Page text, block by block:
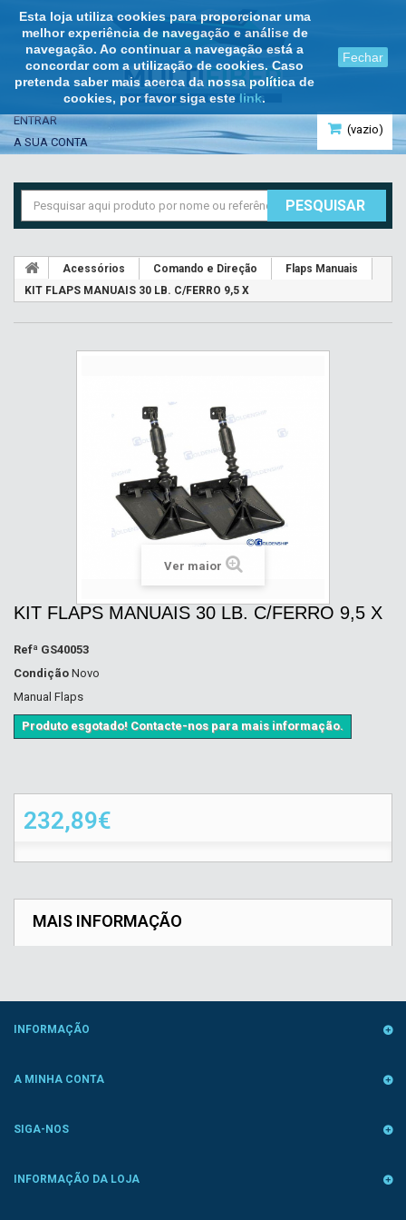
Esta loja utiliza cookies para proporcionar uma
melhor experiência de navegação e análise de
navegação. Ao continuar a navegação está a
concordar com a utilização de cookies. Caso
pretenda saber mais acerca da nossa política de
cookies, por favor siga este link.
Fechar
(vazio)
ENTRAR
A SUA CONTA
PESQUISAR
Acessórios Comando e Direção
Flaps Manuais
KIT FLAPS MANUAIS 30 LB. C/FERRO 9,5 X
Ver maior
KIT FLAPS MANUAIS 30 LB. C/FERRO 9,5 X
Refª GS40053
Condição Novo
Manual Flaps
Produto esgotado! Contacte-nos para mais informação.
232,89€
MAIS INFORMAÇÃO
INFORMAÇÃO
A MINHA CONTA
SIGA-NOS
INFORMAÇÃO DA LOJA